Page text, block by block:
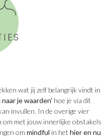
wat jij zelf belangrijk vindt in
naar je waarden' hoe je via dit
invullen. In de overige vier
om met jouw innerlijke obstakels
om mindful in het hier en nu